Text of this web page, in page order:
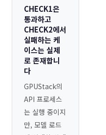
CHECK1은
통과하고
CHECK2에서
실패하는 케
이스는 실제
로 존재합니
다
GPUStack의
API 프로세스
는 실행 중이지
만, 모델 로드